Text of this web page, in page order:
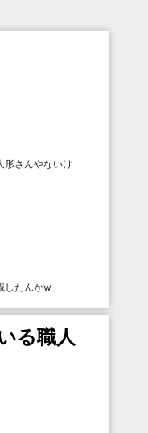
形さんやないけ
したんかw 」
る職人